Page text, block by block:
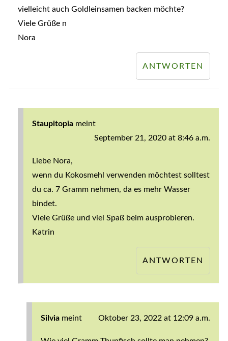
vielleicht auch Goldleinsamen backen möchte?
Viele Grüße n
Nora
ANTWORTEN
Staupitopia meint
September 21, 2020 at 8:46 a.m.
Liebe Nora,
wenn du Kokosmehl verwenden möchtest solltest
du ca. 7 Gramm nehmen, da es mehr Wasser
bindet.
Viele Grüße und viel Spaß beim ausprobieren.
Katrin
ANTWORTEN
Silvia meint Oktober 23, 2022 at 12:09 a.m.